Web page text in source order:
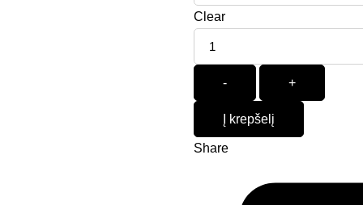
Clear
- +
Į krepšelį
Share